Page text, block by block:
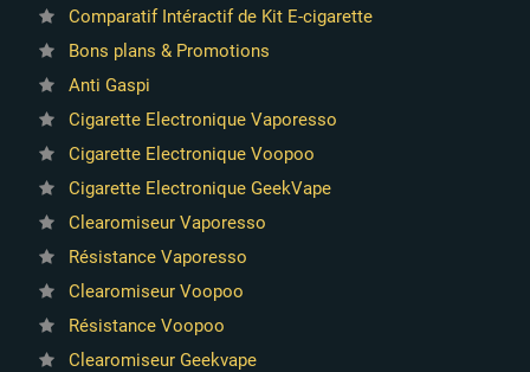
Comparatif Intéractif de Kit E-cigarette
Bons plans & Promotions
Anti Gaspi
Cigarette Electronique Vaporesso
Cigarette Electronique Voopoo
Cigarette Electronique GeekVape
Clearomiseur Vaporesso
Résistance Vaporesso
Clearomiseur Voopoo
Résistance Voopoo
Clearomiseur Geekvape